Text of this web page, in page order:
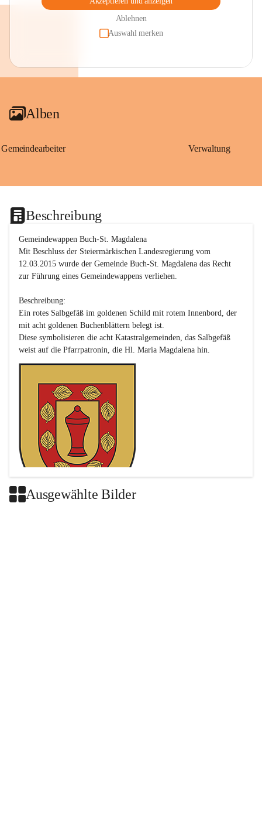
Ablehnen
Auswahl merken
Alben
Gemeindearbeiter Verwaltung
Beschreibung
Gemeindewappen Buch-St. Magdalena
Mit Beschluss der Steiermärkischen Landesregierung vom
12.03.2015 wurde der Gemeinde Buch-St. Magdalena das Recht
zur Führung eines Gemeindewappens verliehen.
Beschreibung:
Ein rotes Salbgefäß im goldenen Schild mit rotem Innenbord, der
mit acht goldenen Buchenblättern belegt ist.
Diese symbolisieren die acht Katastralgemeinden, das Salbgefäß
Ausgewählte Bilder